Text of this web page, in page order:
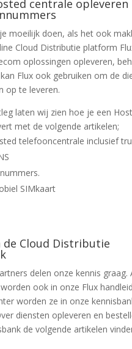
centrale
moeilijk doen, als het ook
Cloud Distributie platform
oplossingen opleveren,
Flux ook gebruiken om de
op te leveren.
laten wij zien hoe je een
met de volgende artikelen;
telefooncentrale inclusief
SIMkaart
de Cloud Distributie
delen onze kennis graag.
ook in onze Flux
worden ze in onze
diensten opleveren en
de volgende artikelen